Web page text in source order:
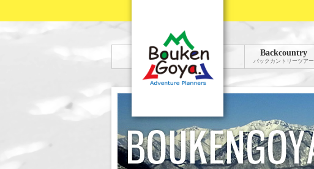
Backcountry
バックカントリーツアー